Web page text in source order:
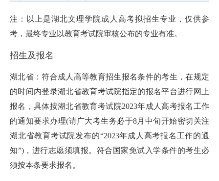
注：以上是湖北文理学院成人高考拟招生专业，仅供参
考，最终专业以教育考试院审核公布的专业有准。
招生及报名
湖北省：符合成人高等教育招生报名条件的考生，在规定
的时间内登录湖北省教育考试院指定的报名平台进行网上
报名，具体按湖北省教育考试院2023年成人高考报名工作
的通知要求办理(请广大考生务必于8月中旬开始密切关注
湖北省教育考试院发布的“2023年成人高考报名工作的通
知”)，进行志愿须填报。符合国家免试入学条件的考生必
须按本条要求报名。